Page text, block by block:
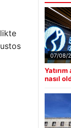
07/08/
nasıl